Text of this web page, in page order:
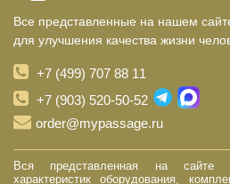
Все представленные на нашем
для улучшения качества жизни
+7 (499) 707 88 11
+7 (903) 520-50-52
order@mypassage.ru
Вся представленная на сайте
характеристик оборудования,